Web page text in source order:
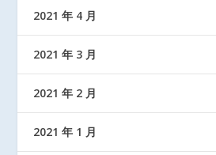
2021 年 4 月
2021 年 3 月
2021 年 2 月
2021 年 1 月